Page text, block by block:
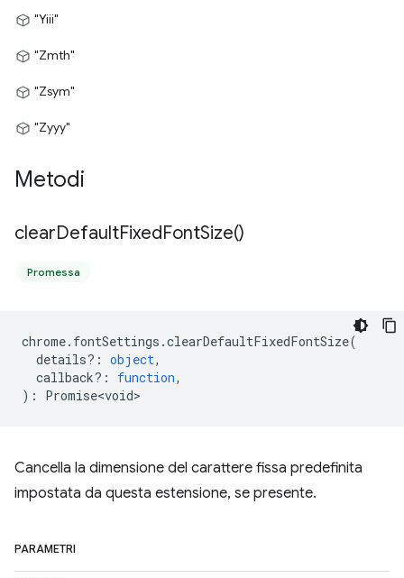
"Yiii"
"Zmth"
"Zsym"
"Zyyy"
Metodi
clearDefaultFixedFontSize()
Promessa
chrome. fontSettings .clearDefaultFixedFontSize(
details? : object,
callback? : function,
) : Promise<void>
Cancella la dimensione del carattere fissa predefinita
impostata da questa estensione, se presente.
PARAMETRI